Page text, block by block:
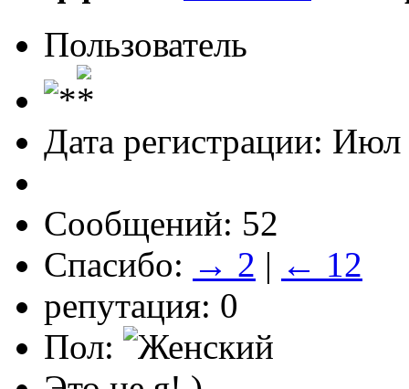
Пользователь
Дата регистрации:
Сообщений: 52
Спасибо: → 2 | ← 12
репутация: 0
Пол: